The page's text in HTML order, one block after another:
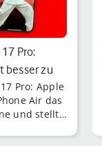
Pro:
besser zu
Pro: Apple
Air das
und stellt